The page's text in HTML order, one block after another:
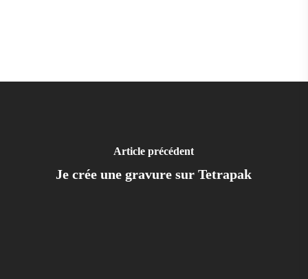
Article précédent
Je crée une gravure sur Tetrapak